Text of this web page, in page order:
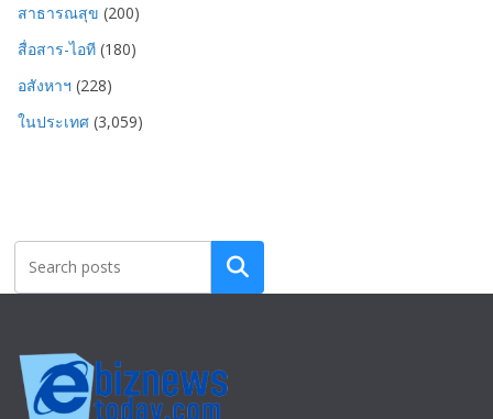
สาธารณสุข (200)
สื่อสาร-ไอที (180)
อสังหาฯ (228)
ในประเทศ (3,059)
Search